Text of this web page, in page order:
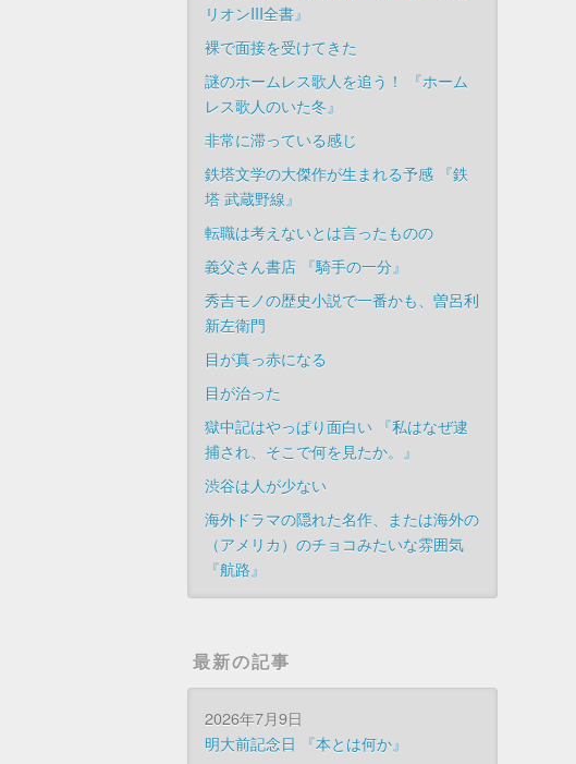
リオンIII全書』
裸で面接を受けてきた
謎のホームレス歌人を追う！ 『ホーム
レス歌人のいた冬』
非常に滞っている感じ
鉄塔文学の大傑作が生まれる予感 『鉄
塔 武蔵野線』
転職は考えないとは言ったものの
義父さん書店 『騎手の一分』
秀吉モノの歴史小説で一番かも、曽呂利
新左衛門
目が真っ赤になる
目が治った
獄中記はやっぱり面白い 『私はなぜ逮
捕され、そこで何を見たか。』
渋谷は人が少ない
海外ドラマの隠れた名作、または海外の
（アメリカ）のチョコみたいな雰囲気
『航路』
最新の記事
2026年7月9日
明大前記念日 『本とは何か』